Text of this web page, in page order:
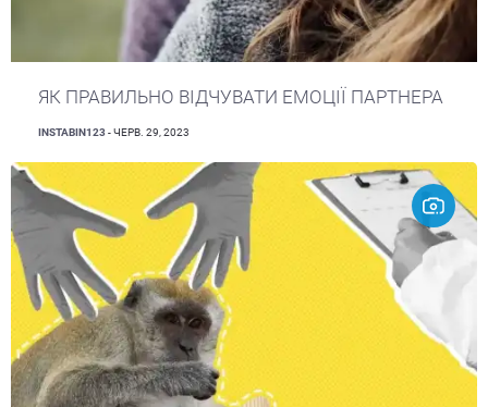
ЯК ПРАВИЛЬНО ВІДЧУВАТИ ЕМОЦІЇ ПАРТНЕРА
INSTABIN123 - ЧЕРВ. 29, 2023